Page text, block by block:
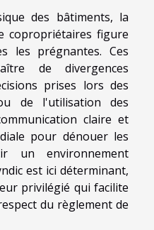
des bâtiments, la
copropriétaires figure
les prégnantes. Ces
de divergences
prises lors des
de l'utilisation des
claire et
pour dénouer les
un environnement
est ici déterminant,
privilégié qui facilite
du règlement de